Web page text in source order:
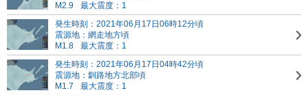
M2.9
最大震度：1
発生時刻：2021年06月17日06時12分頃
震源地：網走地方頃
M1.8
最大震度：1
発生時刻：2021年06月17日04時42分頃
震源地：釧路地方北部頃
M1.7
最大震度：1